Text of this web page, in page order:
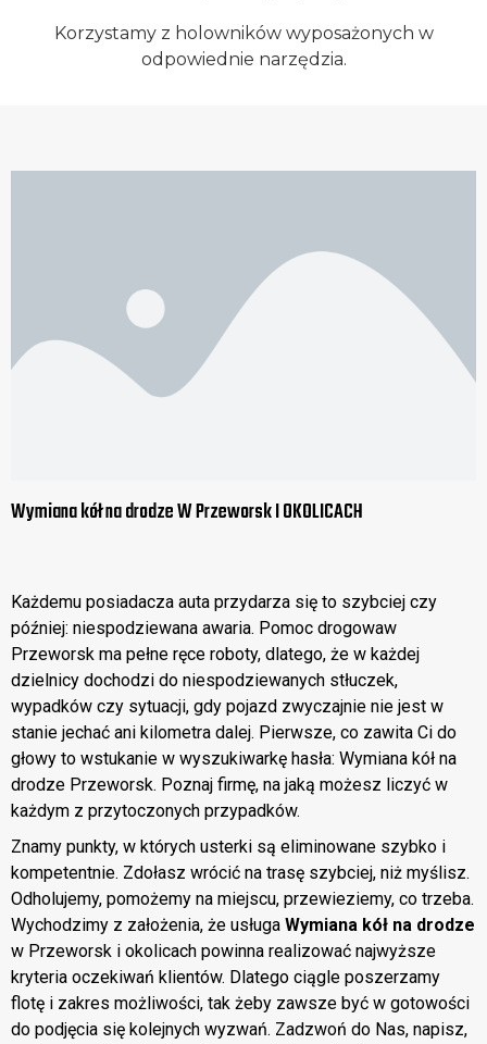
Korzystamy z holowników wyposażonych w
odpowiednie narzędzia.
Wymiana kół na drodze W Przeworsk I OKOLICACH​
Każdemu posiadacza auta przydarza się to szybciej czy
później: niespodziewana awaria. Pomoc drogowaw
Przeworsk ma pełne ręce roboty, dlatego, że w każdej
dzielnicy dochodzi do niespodziewanych stłuczek,
wypadków czy sytuacji, gdy pojazd zwyczajnie nie jest w
stanie jechać ani kilometra dalej. Pierwsze, co zawita Ci do
głowy to wstukanie w wyszukiwarkę hasła: Wymiana kół na
drodze Przeworsk. Poznaj firmę, na jaką możesz liczyć w
każdym z przytoczonych przypadków.
Znamy punkty, w których usterki są eliminowane szybko i
kompetentnie. Zdołasz wrócić na trasę szybciej, niż myślisz.
Odholujemy, pomożemy na miejscu, przewieziemy, co trzeba.
Wychodzimy z założenia, że usługa Wymiana kół na drodze
w Przeworsk i okolicach powinna realizować najwyższe
kryteria oczekiwań klientów. Dlatego ciągle poszerzamy
flotę i zakres możliwości, tak żeby zawsze być w gotowości
do podjęcia się kolejnych wyzwań. Zadzwoń do Nas, napisz,